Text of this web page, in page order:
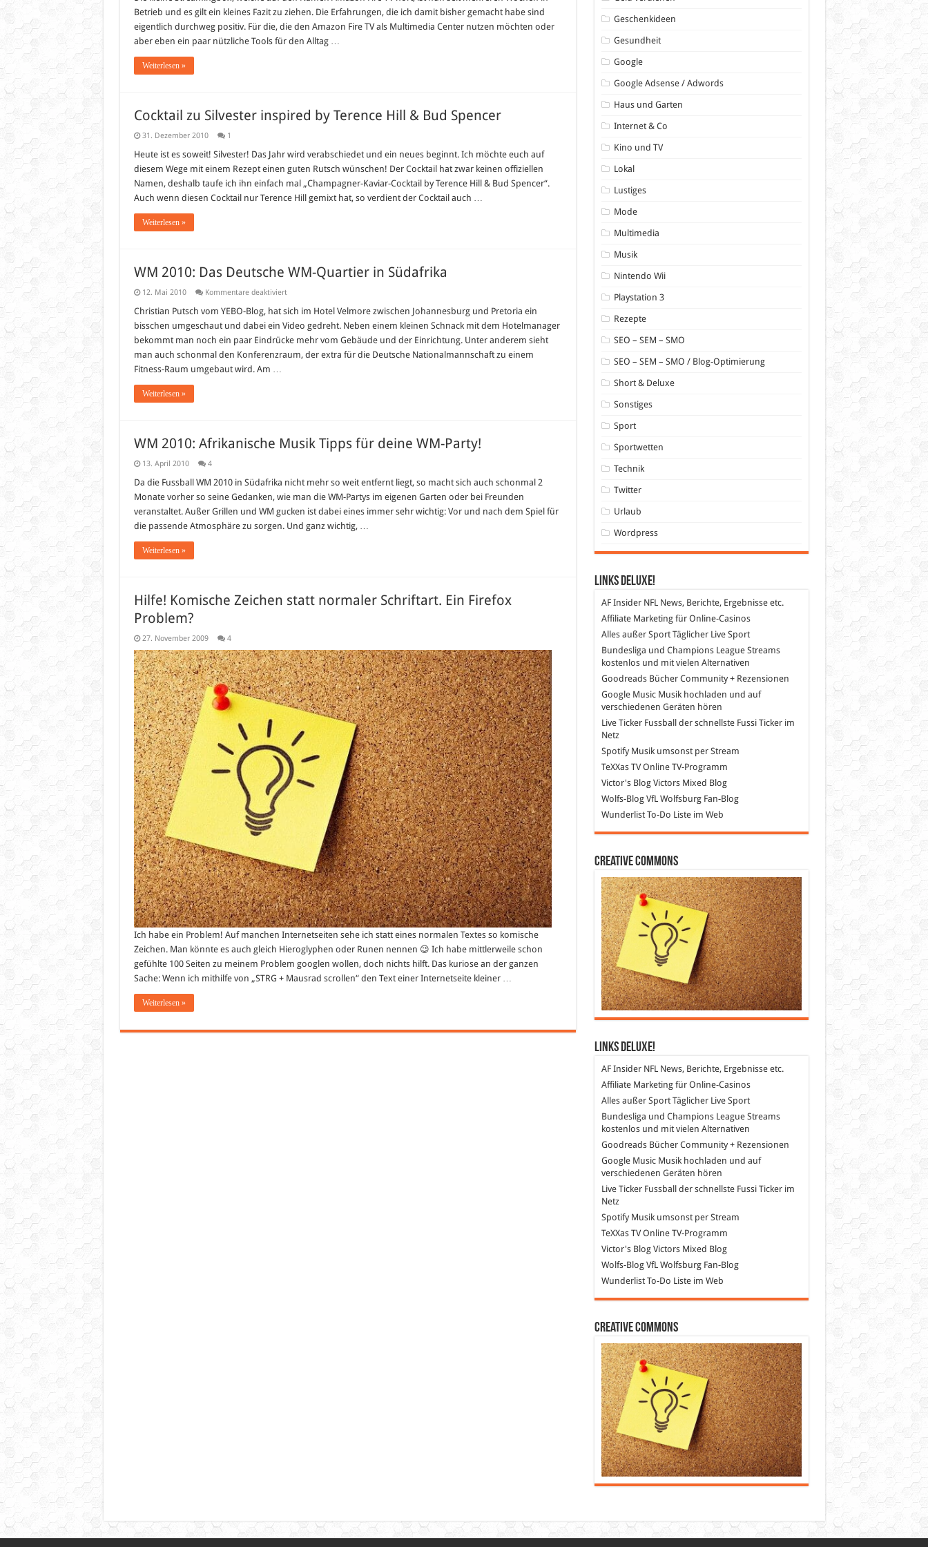
Betrieb und es gilt ein kleines Fazit zu ziehen. Die Erfahrungen, die ich damit bisher gemacht habe sind
eigentlich durchweg positiv. Für die, die den Amazon Fire TV als Multimedia Center nutzen möchten oder
aber eben ein paar nützliche Tools für den Alltag …
Weiterlesen »
Cocktail zu Silvester inspired by Terence Hill & Bud Spencer
31. Dezember 2010 1
Heute ist es soweit! Silvester! Das Jahr wird verabschiedet und ein neues beginnt. Ich möchte euch auf
diesem Wege mit einem Rezept einen guten Rutsch wünschen! Der Cocktail hat zwar keinen offiziellen
Namen, deshalb taufe ich ihn einfach mal „Champagner-Kaviar-Cocktail by Terence Hill & Bud Spencer“.
Auch wenn diesen Cocktail nur Terence Hill gemixt hat, so verdient der Cocktail auch …
Weiterlesen »
WM 2010: Das Deutsche WM-Quartier in Südafrika
12. Mai 2010 Kommentare deaktiviertfür
2010:
Deutsche
WM-
Quartier
in
Christian Putsch vom YEBO-Blog, hat sich im Hotel Velmore zwischen Johannesburg und Pretoria ein
bisschen umgeschaut und dabei ein Video gedreht. Neben einem kleinen Schnack mit dem Hotelmanager
bekommt man noch ein paar Eindrücke mehr vom Gebäude und der Einrichtung. Unter anderem sieht
man auch schonmal den Konferenzraum, der extra für die Deutsche Nationalmannschaft zu einem
Fitness-Raum umgebaut wird. Am …
Weiterlesen »
WM 2010: Afrikanische Musik Tipps für deine WM-Party!
13. April 2010 4
Da die Fussball WM 2010 in Südafrika nicht mehr so weit entfernt liegt, so macht sich auch schonmal 2
Monate vorher so seine Gedanken, wie man die WM-Partys im eigenen Garten oder bei Freunden
veranstaltet. Außer Grillen und WM gucken ist dabei eines immer sehr wichtig: Vor und nach dem Spiel für
die passende Atmosphäre zu sorgen. Und ganz wichtig, …
Weiterlesen »
Hilfe! Komische Zeichen statt normaler Schriftart. Ein Firefox
Problem?
27. November 2009 4
Ich habe ein Problem! Auf manchen Internetseiten sehe ich statt eines normalen Textes so komische
Zeichen. Man könnte es auch gleich Hieroglyphen oder Runen nennen 😉 Ich habe mittlerweile schon
gefühlte 100 Seiten zu meinem Problem googlen wollen, doch nichts hilft. Das kuriose an der ganzen
Sache: Wenn ich mithilfe von „STRG + Mausrad scrollen“ den Text einer Internetseite kleiner …
Weiterlesen »
Geschenkideen
Gesundheit
Google
Google Adsense / Adwords
Haus und Garten
Internet & Co
Kino und TV
Lokal
Lustiges
Mode
Multimedia
Musik
Nintendo Wii
Playstation 3
Rezepte
SEO – SEM – SMO
SEO – SEM – SMO / Blog-Optimierung
Short & Deluxe
Sonstiges
Sport
Sportwetten
Technik
Twitter
Urlaub
Wordpress
Links DeLuXe!
AF InsiderNFL News, Berichte, Ergebnisse etc.
Affiliate Marketingfür Online-Casinos
Alles außer SportTäglicher Live Sport
Bundesliga und Champions League Streams
kostenlos und mit vielen Alternativen
GoodreadsBücher Community + Rezensionen
Google MusicMusik hochladen und auf
verschiedenen Geräten hören
Live Ticker Fussball
der schnellste Fussi Ticker im
Netz
SpotifyMusik umsonst per Stream
TeXXas TVOnline TV-Programm
Victor's BlogVictors Mixed Blog
Wolfs-BlogVfL Wolfsburg Fan-Blog
WunderlistTo-Do Liste im Web
Creative Commons
Links DeLuXe!
AF InsiderNFL News, Berichte, Ergebnisse etc.
Affiliate Marketingfür Online-Casinos
Alles außer SportTäglicher Live Sport
Bundesliga und Champions League Streams
kostenlos und mit vielen Alternativen
GoodreadsBücher Community + Rezensionen
Google MusicMusik hochladen und auf
verschiedenen Geräten hören
Live Ticker Fussball
der schnellste Fussi Ticker im
Netz
SpotifyMusik umsonst per Stream
TeXXas TVOnline TV-Programm
Victor's BlogVictors Mixed Blog
Wolfs-BlogVfL Wolfsburg Fan-Blog
WunderlistTo-Do Liste im Web
Creative Commons